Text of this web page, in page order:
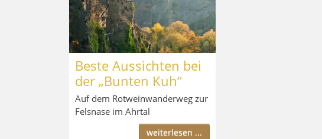
Beste Aussichten bei
der „Bunten Kuh“
Auf dem Rotweinwanderweg zur
Felsnase im Ahrtal
weiterlesen ...